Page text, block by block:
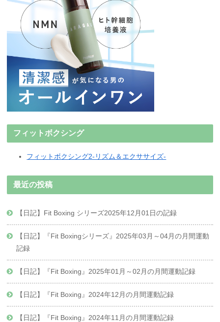
フィットボクシング
フィットボクシング2-リズム＆エクササイズ-
最近の投稿
【日記】Fit Boxing シリーズ2025年12月01日の記録
【日記】『Fit Boxingシリーズ』2025年03月～04月の月間運動
記録
【日記】『Fit Boxing』2025年01月～02月の月間運動記録
【日記】『Fit Boxing』2024年12月の月間運動記録
【日記】『Fit Boxing』2024年11月の月間運動記録